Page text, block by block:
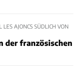
AJONCS SÜDLICH VON
der französischen